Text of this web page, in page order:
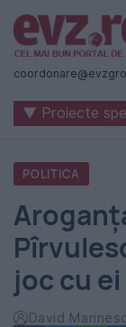
Știri
naționale
România
-
Evenimentul
Zilei
▼ Proiecte
POLITICA
joc cu ei
David